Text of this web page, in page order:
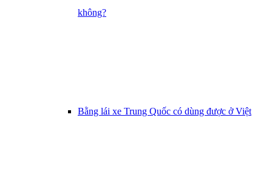
không?
Bằng lái xe Trung Quốc có dùng được ở Việt